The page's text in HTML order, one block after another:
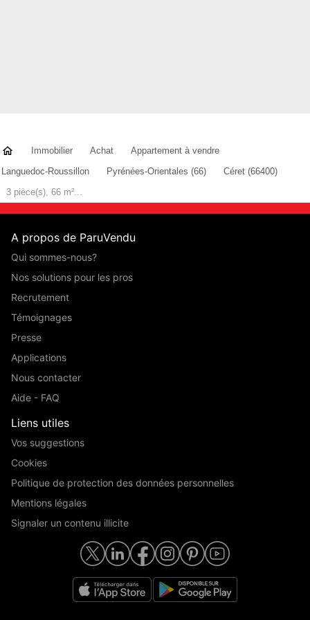
Immobilier Achat
Appartement à vendre
Languedoc-Roussillon
Pyrénées-Orientales (66)
Céret (66400)
3 pièce(s), 66 m²...
A propos de ParuVendu
Qui sommes-nous?
Nos solutions pour les pros
Recrutement
Témoignages
Presse
Applications
Nous contacter
Aide - FAQ
Liens utiles
Vos suggestions
Cookies
Politique de protection des données personnelles
Mentions légales
Signaler un contenu illicite